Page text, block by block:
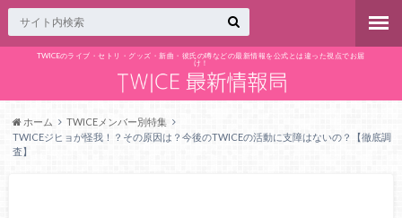
TWICEのライブ・セトリ・グッズ・新曲・彼氏の噂などの最新情報を公式とは違った視点でお届
け！
ホーム
TWICEメンバー別特集
TWICEジヒョが怪我！？その原因は？今後のTWICEの活動に支障はないの？【徹底調
査】